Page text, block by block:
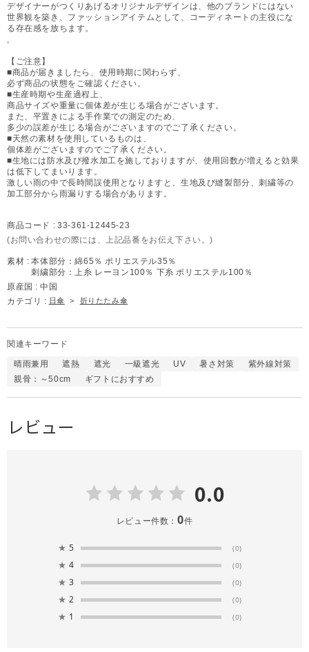
デザイナーがつくりあげるオリジナルデザインは、他のブランドにはない
世界観を築き、ファッションアイテムとして、コーディネートの主役にな
る存在感を放ちます。
【ご注意】
■商品が届きましたら、使用時期に関わらず、
必ず商品の状態をご確認ください。
■生産時期や生産過程上、
商品サイズや重量に個体差が生じる場合がございます。
また、平置きによる手作業での測定のため、
多少の誤差が生じる場合がございますのでご了承ください。
■天然の素材を使用しているものは、
個体差がございますのでご了承ください。
■生地には防水及び撥水加工を施しておりますが、使用回数が増えると効果
は低下してまいります。
激しい雨の中で長時間誤使用となりますと、生地及び縫製部分、刺繍等の
加工部分から雨漏りする場合があります。
商品コード : 33-361-12445-23
(お問い合わせの際には、上記品番をお伝え下さい。)
素材 : 本体部分：綿65％ ポリエステル35％
刺繍部分：上糸 レーヨン100％ 下糸 ポリエステル100％
原産国 : 中国
カテゴリ : 日傘 > 折りたたみ傘
関連キーワード
晴雨兼用 遮熱 遮光 一級遮光 UV 暑さ対策
紫外線対策
親骨：～50cm
ギフトにおすすめ
レビュー
0.0
レビュー件数： 0件
★ 5 (0)
★ 4 (0)
★ 3 (0)
★ 2 (0)
★ 1 (0)